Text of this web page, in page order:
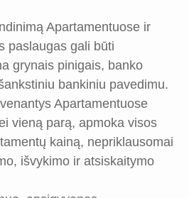
Apartamentuose ir
paslaugas gali būti
grynais pinigais, banko
bankiniu pavedimu.
Apartamentuose
vieną parą, apmoka visos
kainą, nepriklausomai
išvykimo ir atsiskaitymo